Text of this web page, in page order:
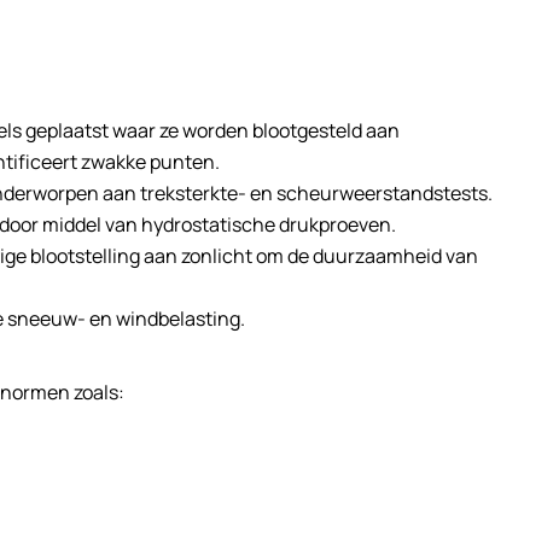
geplaatst waar ze worden blootgesteld aan
zwakke punten.
aan treksterkte- en scheurweerstandstests.
middel van hydrostatische drukproeven.
blootstelling aan zonlicht om de duurzaamheid van
en windbelasting.
zoals: